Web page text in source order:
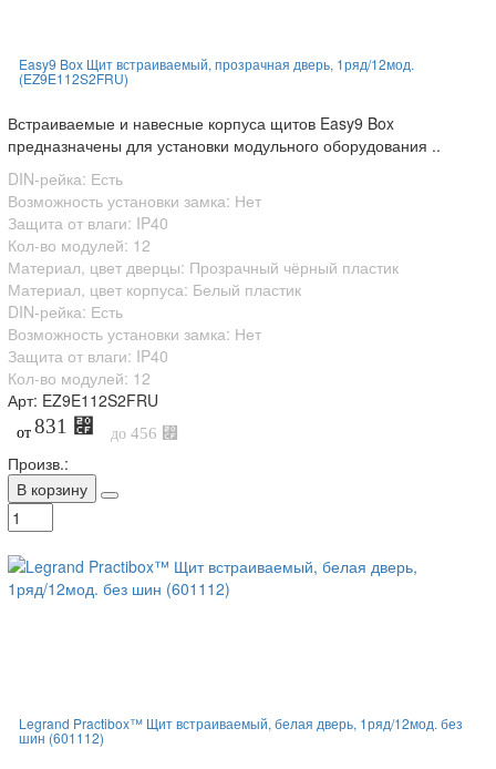
Easy9 Box Щит встраиваемый, прозрачная дверь, 1ряд/12мод.
(EZ9E112S2FRU)
Встраиваемые и навесные корпуса щитов Easy9 Box
предназначены для установки модульного оборудования ..
DIN-рейка: Есть
Возможность установки замка: Нет
Защита от влаги: IP40
Кол-во модулей: 12
Материал, цвет дверцы: Прозрачный чёрный пластик
Материал, цвет корпуса: Белый пластик
DIN-рейка: Есть
Возможность установки замка: Нет
Защита от влаги: IP40
Кол-во модулей: 12
Арт: EZ9E112S2FRU
от 831 ⃏ до 456 ⃏
Произв.:
В корзину
Legrand Practibox™ Щит встраиваемый, белая дверь, 1ряд/12мод. без
шин (601112)